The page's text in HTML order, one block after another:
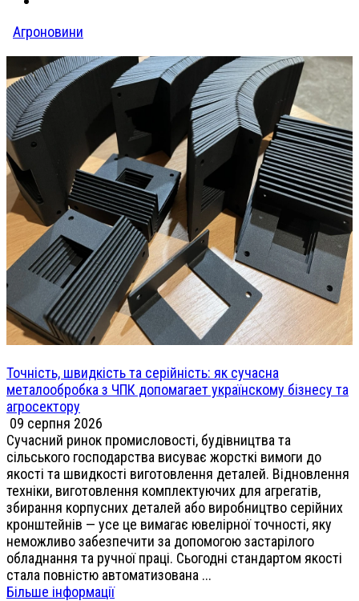
Агроновини
Точність, швидкість та серійність: як сучасна
металообробка з ЧПК допомагает українскому бізнесу та
агросектору
09 серпня 2026
Сучасний ринок промисловості, будівництва та
сільського господарства висуває жорсткі вимоги до
якості та швидкості виготовлення деталей. Відновлення
техніки, виготовлення комплектуючих для агрегатів,
збирання корпусних деталей або виробництво серійних
кронштейнів — усе це вимагає ювелірної точності, яку
неможливо забезпечити за допомогою застарілого
обладнання та ручної праці. Сьогодні стандартом якості
стала повністю автоматизована ...
Більше інформації